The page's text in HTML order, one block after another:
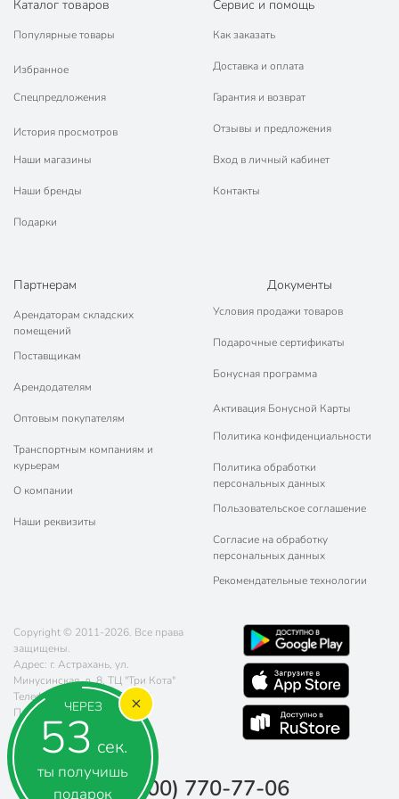
ЧЕРЕЗ
52 сек.
ты получишь
подарок
Каталог товаров
Популярные товары
Избранное
Спецпредложения
История просмотров
Наши магазины
Наши бренды
Подарки
Сервис и помощь
Как заказать
Доставка и оплата
Гарантия и возврат
Отзывы и предложения
Вход в личный кабинет
Контакты
Партнерам
Арендаторам складских
помещений
Поставщикам
Арендодателям
Оптовым покупателям
Транспортным компаниям и
курьерам
О компании
Наши реквизиты
Документы
Условия продажи товаров
Подарочные сертификаты
Бонусная программа
Активация Бонусной Карты
Политика конфиденциальности
Политика обработки
персональных данных
Пользовательское соглашение
Согласие на обработку
персональных данных
Рекомендательные технологии
Copyright © 2011-2026. Все права
защищены.
Адрес: г. Астрахань, ул.
Минусинская, д. 8, ТЦ "Три Кота"
Телефон:
8 (800) 770-77-06
Почта:
sales@poryadok.ru
8 (800) 770-77-06